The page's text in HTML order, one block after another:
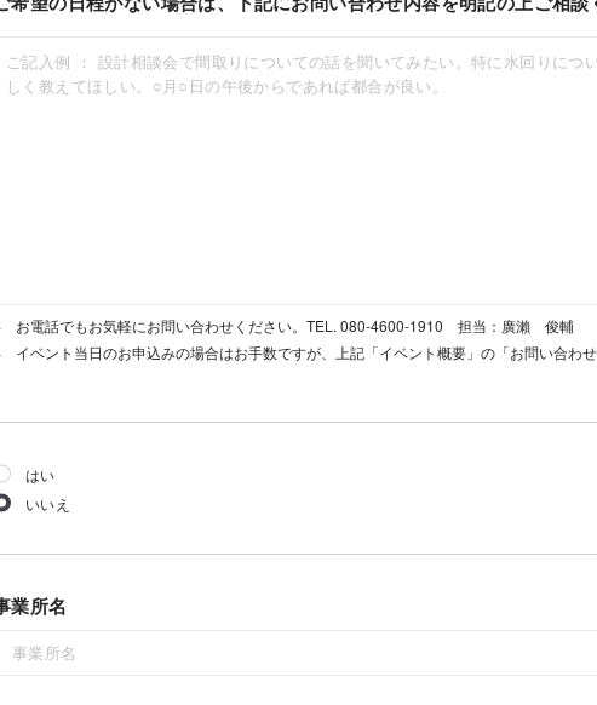
お電話でもお気軽にお問い合わせください。TEL. 080-4600-1910 担当：廣瀨 俊輔
イベント当日のお申込みの場合はお手数ですが、上記「イベント概要」の「お問い合わ
はい
いいえ
業所名